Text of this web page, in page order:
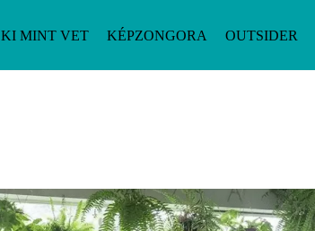
KI MINT VET KÉPZONGORA OUTSIDER